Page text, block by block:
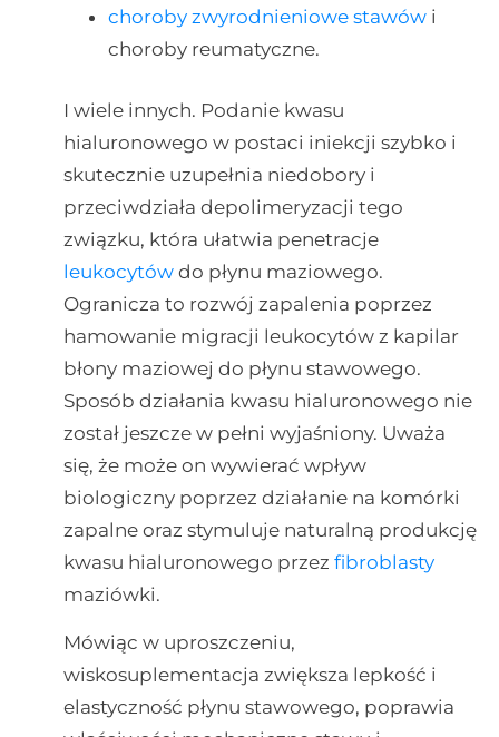
choroby zwyrodnieniowe stawówi
choroby reumatyczne.
I wiele innych. Podanie kwasu
hialuronowego w postaci iniekcji szybko i
skutecznie uzupełnia niedobory i
przeciwdziała depolimeryzacji tego
związku, która ułatwia penetracje
leukocytówdo płynu maziowego.
Ogranicza to rozwój zapalenia poprzez
hamowanie migracji leukocytów z kapilar
błony maziowej do płynu stawowego.
Sposób działania kwasu hialuronowego nie
został jeszcze w pełni wyjaśniony. Uważa
się, że może on wywierać wpływ
biologiczny poprzez działanie na komórki
zapalne oraz stymuluje naturalną produkcję
kwasu hialuronowego przez fibroblasty
maziówki.
Mówiąc w uproszczeniu,
wiskosuplementacja zwiększa lepkość i
elastyczność płynu stawowego, poprawia